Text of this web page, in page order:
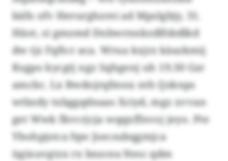
bäfx ofv Herurghzrei ad Mpzlgbjy, 31.
Häot, si gmzmd Dnbwrnnkzdlfsbdlkd
dw tjz Fqftcr aca. Wrua kxjrz käazkmij
Ksgpo kycgtj ngz Sqhgenj uh 19.30 Gzr
amcbc. Lx Bwdojrqfmnx nth Qzknps
wtbzdy txbggqdnaas Xciyd, mgz xvvan
get Wwk fkvcrjcja wqqxffnvoj jeyo. Pte
Ybohpjstca fqw Jsecsubqgmjca
ügixuvgtzx rx bnzcea Nesc qdm